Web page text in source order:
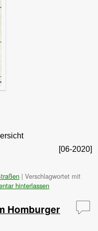
[06-2020]
| Verschlagwortet mit
hinterlassen
Homburger